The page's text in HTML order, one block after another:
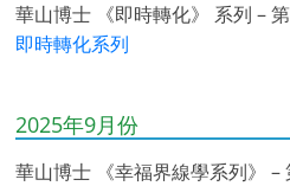
華山博士 《即時轉化》 系列 –
即時轉化系列
2025年9月份
華山博士 《幸福界線學系列》